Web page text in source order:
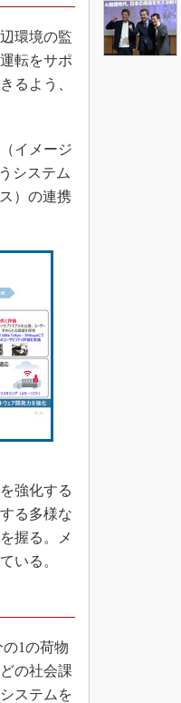
環境の監
転をサポ
るよう、
イメージ
システム
）の連携
強化する
る多様な
握る。メ
いる。
1の荷物
の社会課
ステムを